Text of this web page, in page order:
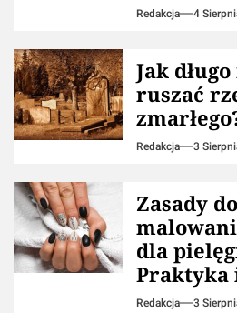
Redakcja 4
Jak
ruszać
Redakcja 3
Zasady
dla
Praktyka
Redakcja 3